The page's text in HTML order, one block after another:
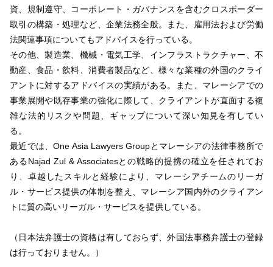
資、規制遵守、コーポレート・ガバナンスを含むクロスボーダー
取引の構築・処理など、企業法務全般。また、雇用法および労働
法関連事項についてもアドバイスを行っている。
その他、製造業、機械・電気工学、インフラストラクチャー、不
動産、食品・飲料、消費者製品など、様々な業種の外国のクライ
アントに対するアドバイスの実績がある。また、マレーシアでの
事業展開や既存事業の強化に際して、クライアントが直面する複
雑な法的リスクや問題、ギャップについて深い知見を有してい
る。
最近では、One Asia Lawyers Groupとマレーシアの法律事務所で
あるNajad Zul & Associatesとの戦略的提携の確立を任されてお
り、卓越したスキルと経験により、マレーシアチームのリーガ
ル・サービス提供の体制を整え、マレーシア国内外のクライアン
トに質の高いリーガル・サービスを提供している。
（日本法弁護士の資格は有しておらず、外国法事務弁護士の登録
は行っておりません。）